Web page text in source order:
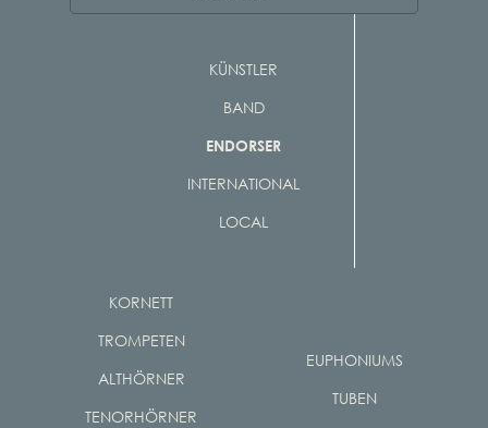
KÜNSTLER
BAND
ENDORSER
INTERNATIONAL
LOCAL
KORNETT
TROMPETEN
ALTHÖRNER
TENORHÖRNER
EUPHONIUMS
TUBEN